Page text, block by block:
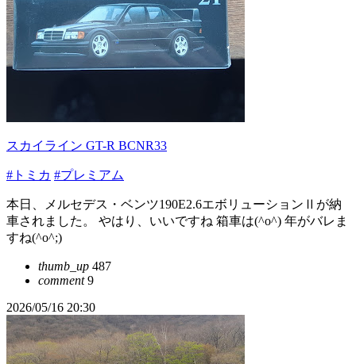
スカイライン GT-R BCNR33
#トミカ #プレミアム
本日、メルセデス・ベンツ190E2.6エボリューションⅡが納
車されました。 やはり、いいですね 箱車は(^o^) 年がバレま
すね(^o^;)
thumb_up 487
comment9
2026/05/16 20:30